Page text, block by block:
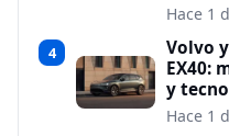
Hace 1
4
Volvo
EX40:
y
Hace 1